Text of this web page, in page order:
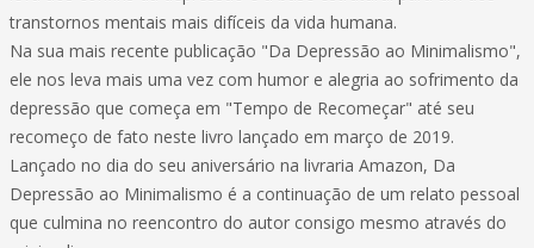
transtornos mentais mais difíceis da vida humana.
Na sua mais recente publicação "Da Depressão ao Minimalismo",
ele nos leva mais uma vez com humor e alegria ao sofrimento da
depressão que começa em "Tempo de Recomeçar" até seu
recomeço de fato neste livro lançado em março de 2019.
Lançado no dia do seu aniversário na livraria Amazon, Da
Depressão ao Minimalismo é a continuação de um relato pessoal
que culmina no reencontro do autor consigo mesmo através do